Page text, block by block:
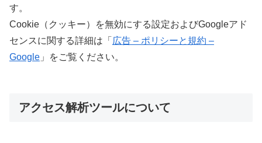
す。
Cookie（クッキー）を無効にする設定およびGoogleアド
センスに関する詳細は「 広告 – ポリシーと規約 –
Google 」をご覧ください。
アクセス解析ツールについて